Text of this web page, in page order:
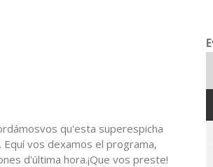
qu'esta superespicha
vos dexamos el programa,
d'última hora.¡Que vos preste!